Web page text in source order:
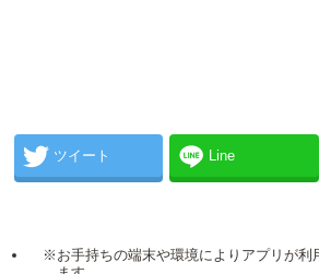
ツイート Line
※お手持ちの端末や環境によりアプリが利